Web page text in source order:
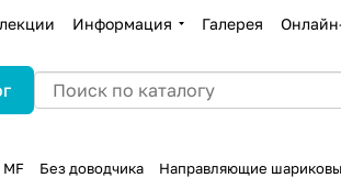
Информация Галерея
MF Без доводчика Направляющие